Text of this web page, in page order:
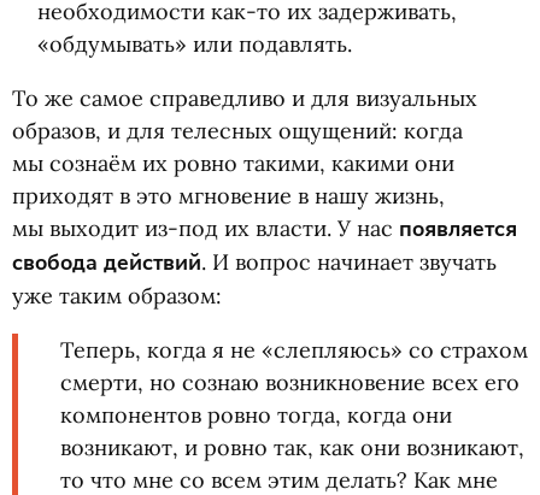
необходимости как-то их задерживать,
«обдумывать» или подавлять.
То же самое справедливо и для визуальных
образов, и для телесных ощущений: когда
мы сознаём их ровно такими, какими они
приходят в это мгновение в нашу жизнь,
мы выходит из-под их власти. У нас появляется
свобода действий. И вопрос начинает звучать
уже таким образом:
Теперь, когда я не «слепляюсь» со страхом
смерти, но сознаю возникновение всех его
компонентов ровно тогда, когда они
возникают, и ровно так, как они возникают,
то что мне со всем этим делать? Как мне